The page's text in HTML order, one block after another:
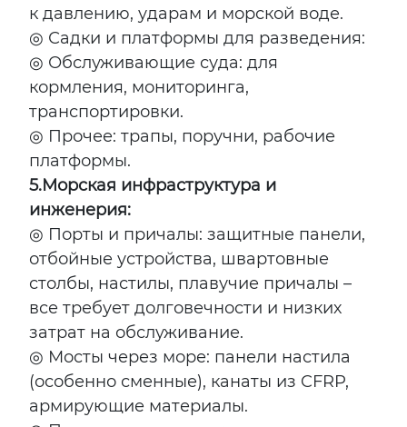
к давлению, ударам и морской воде.
◎ Садки и платформы для разведения:
◎ Обслуживающие суда: для
кормления, мониторинга,
транспортировки.
◎ Прочее: трапы, поручни, рабочие
платформы.
5.Морская инфраструктура и
инженерия:
◎ Порты и причалы: защитные панели,
отбойные устройства, швартовные
столбы, настилы, плавучие причалы –
все требует долговечности и низких
затрат на обслуживание.
◎ Мосты через море: панели настила
(особенно сменные), канаты из CFRP,
армирующие материалы.